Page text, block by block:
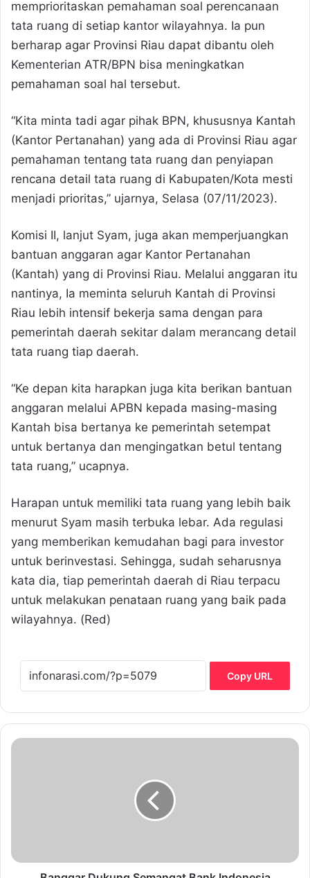
memprioritaskan pemahaman soal perencanaan
tata ruang di setiap kantor wilayahnya. Ia pun
berharap agar Provinsi Riau dapat dibantu oleh
Kementerian ATR/BPN bisa meningkatkan
pemahaman soal hal tersebut.
“Kita minta tadi agar pihak BPN, khususnya Kantah
(Kantor Pertanahan) yang ada di Provinsi Riau agar
pemahaman tentang tata ruang dan penyiapan
rencana detail tata ruang di Kabupaten/Kota mesti
menjadi prioritas,” ujarnya, Selasa (07/11/2023).
Komisi II, lanjut Syam, juga akan memperjuangkan
bantuan anggaran agar Kantor Pertanahan
(Kantah) yang di Provinsi Riau. Melalui anggaran itu
nantinya, Ia meminta seluruh Kantah di Provinsi
Riau lebih intensif bekerja sama dengan para
pemerintah daerah sekitar dalam merancang detail
tata ruang tiap daerah.
“Ke depan kita harapkan juga kita berikan bantuan
anggaran melalui APBN kepada masing-masing
Kantah bisa bertanya ke pemerintah setempat
untuk bertanya dan mengingatkan betul tentang
tata ruang,” ucapnya.
Harapan untuk memiliki tata ruang yang lebih baik
menurut Syam masih terbuka lebar. Ada regulasi
yang memberikan kemudahan bagi para investor
untuk berinvestasi. Sehingga, sudah seharusnya
kata dia, tiap pemerintah daerah di Riau terpacu
untuk melakukan penataan ruang yang baik pada
wilayahnya. (Red)
Copy URL
B
u